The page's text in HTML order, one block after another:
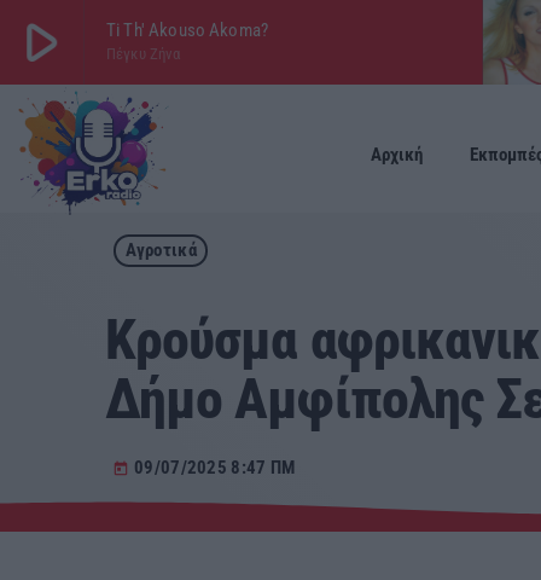
play_arrow Ti Th' Akouso Akoma?
Πέγκυ Ζήνα
play_arrow ΕΡΚΟ
LIVE
Αρχική
Αγροτικά
Κρούσμα
Δήμο Αμφίπολης
today 09/07/2025 8:47 ΠΜ